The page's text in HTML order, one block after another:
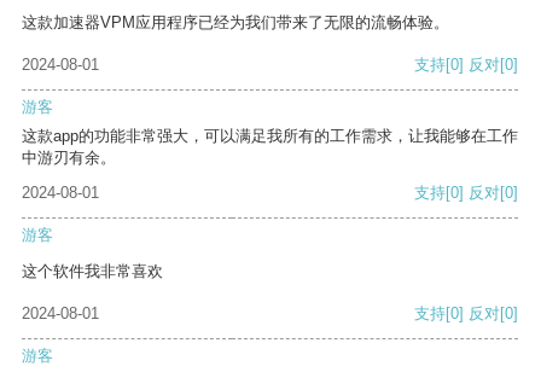
这款加速器VPM应用程序已经为我们带来了无限的流畅体验。
2024-08-01 支持[0] 反对[0]
游客
这款app的功能非常强大，可以满足我所有的工作需求，让我能够在工作
中游刃有余。
2024-08-01
支持[0] 反对[0]
游客
这个软件我非常喜欢
2024-08-01 支持[0] 反对[0]
游客